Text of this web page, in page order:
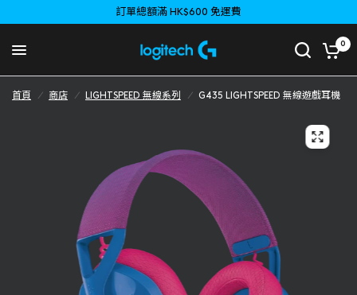
訂單總額滿 HK$600 免運費
0
首頁 / 商店 / LIGHTSPEED 無線系列 / G435 LIGHTSPEED 無線遊戲耳機